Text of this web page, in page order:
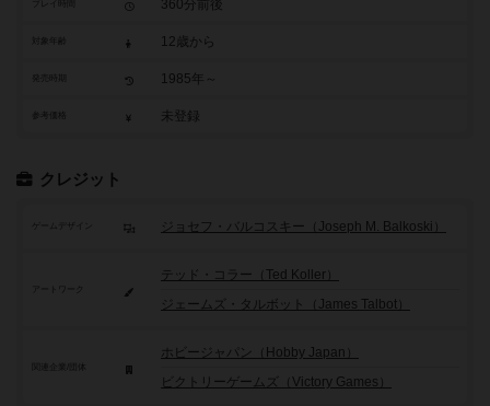
360分前後
12歳から
1985年～
参考価格 未登録
クレジット
ゲームデザイン ジョセフ・バルコスキー（Joseph M. Balkoski）
アートワーク
テッド・コラー（Ted Koller）
ジェームズ・タルボット（James Talbot）
ホビージャパン（Hobby Japan）
ビクトリーゲームズ（Victory Games）